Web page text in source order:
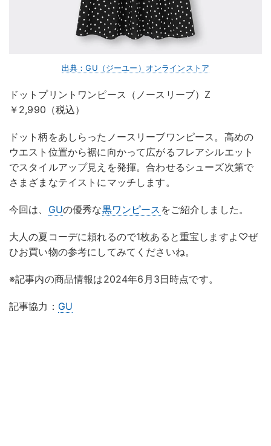
出典：GU（ジーユー）オンラインストア
ドットプリントワンピース（ノースリーブ）Z
￥2,990（税込）
ドット柄をあしらったノースリーブワンピース。高めの
ウエスト位置から裾に向かって広がるフレアシルエット
でスタイルアップ見えを発揮。合わせるシューズ次第で
さまざまなテイストにマッチします。
今回は、 GUの優秀な黒ワンピース をご紹介しました。
大人の夏コーデに頼れるので1枚あると重宝しますよ♡ぜ
ひお買い物の参考にしてみてくださいね。
※記事内の商品情報は2024年6月3日時点です。
記事協力： GU